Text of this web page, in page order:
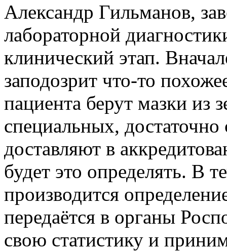
Александр Гильманов,
лабораторной
клинический этап.
заподозрит что-то
пациента берут мазки из
специальных,
доставляют в
будет это определять. В
производится
передаётся в органы
свою статистику и